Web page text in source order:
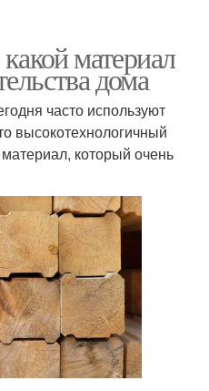
материал
дома
часто используют
высокотехнологичный
который очень